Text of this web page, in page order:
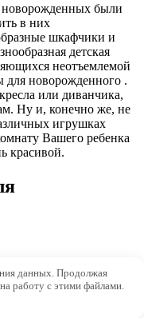
новорожденных были
в них
шкафчики и
детская
неотъемлемой
для новорожденного .
или диванчика,
Ну и, конечно же, не
игрушках
Вашего ребенка
красивой.
данных. Продолжая
работу с этими файлами.